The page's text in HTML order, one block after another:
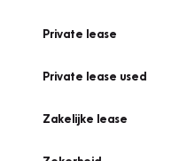
Private lease
Private lease used
Zakelijke lease